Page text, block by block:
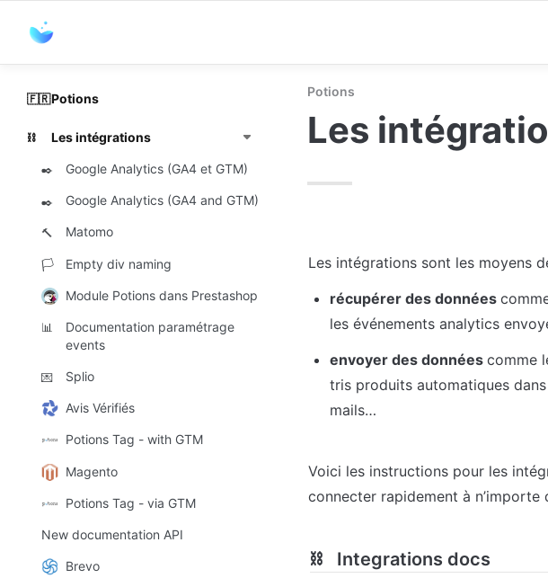
🇫🇷Potions
⛓️ Les intégrations
✒️ Google Analytics (GA4 et GTM)
✒️ Google Analytics (GA4 and GTM)
🔨 Matomo
🏳️ Empty div naming
Module Potions dans Prestashop
📊
Documentation paramétrage
events
💌 Splio
Avis Vérifiés
Potions Tag - with GTM
Magento
Potions Tag - via GTM
New documentation API
Brevo
Potions
Les
Les intégrations sont les moyens
récupérer des données
les événements analytics
envoyer des données comme
tris produits automatiques
mails…
Voici les instructions pour les
connecter rapidement à n’importe
⛓️ Integrations docs